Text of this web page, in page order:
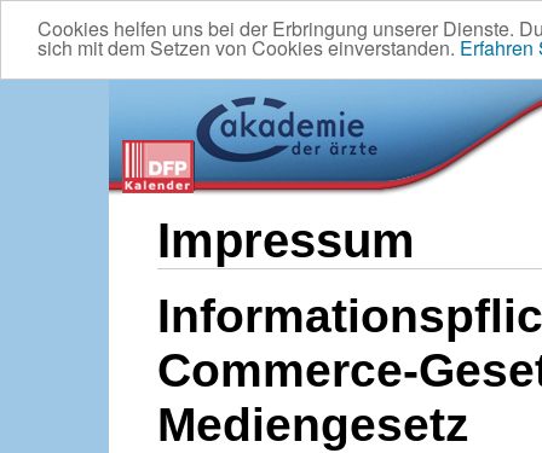
Cookies helfen uns bei der Erbringung unserer Dienste.
sich mit dem Setzen von Cookies einverstanden. Erfahren
Impressum
Commerce-
Mediengesetz